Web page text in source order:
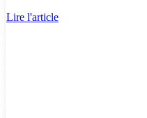
Lire l'article